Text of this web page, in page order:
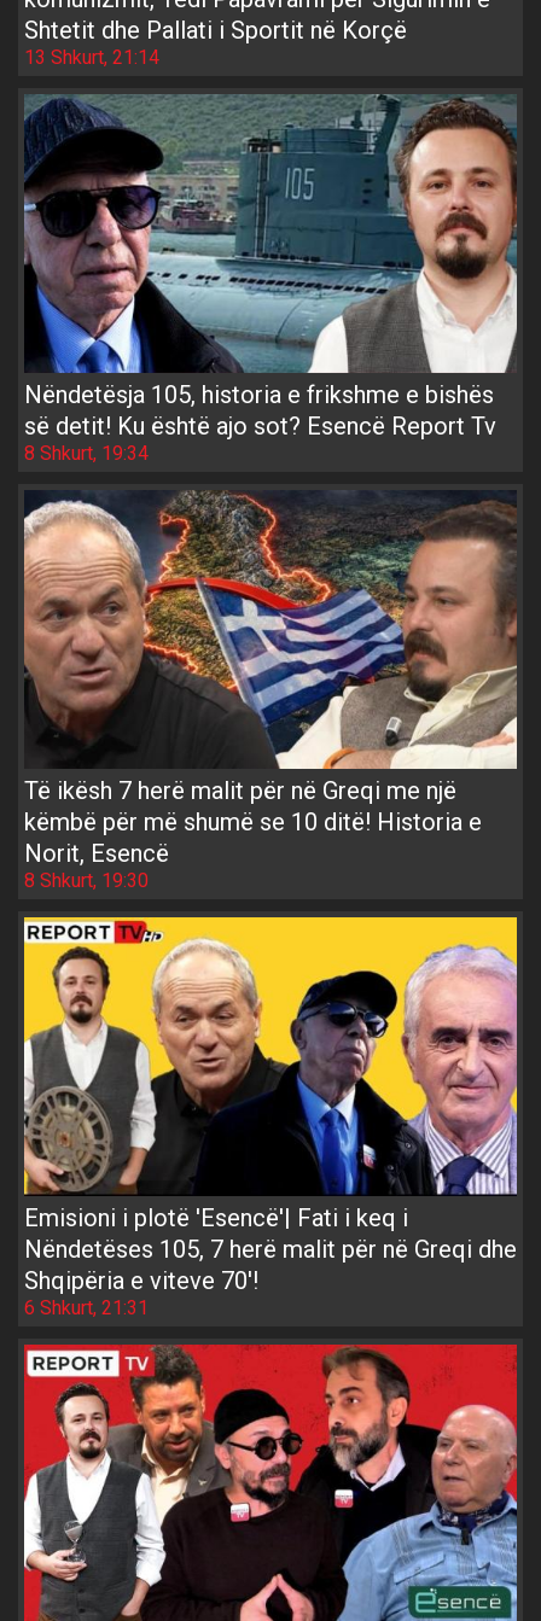
Shtetit dhe Pallati i Sportit në Korçë
13 Shkurt, 21:14
Nëndetësja 105, historia e frikshme e bishës
së detit! Ku është ajo sot? Esencë Report Tv
8 Shkurt, 19:34
Të ikësh 7 herë malit për në Greqi me një
këmbë për më shumë se 10 ditë! Historia e
Norit, Esencë
8 Shkurt, 19:30
Emisioni i plotë 'Esencë'| Fati i keq i
Nëndetëses 105, 7 herë malit për në Greqi dhe
Shqipëria e viteve 70'!
6 Shkurt, 21:31